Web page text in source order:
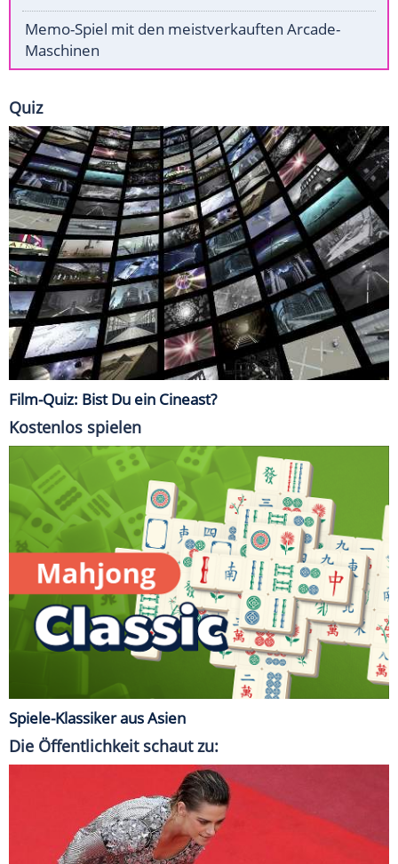
Memo-Spiel mit den meistverkauften Arcade-
Maschinen
Quiz
Film-Quiz: Bist Du ein Cineast?
Kostenlos spielen
Spiele-Klassiker aus Asien
Die Öffentlichkeit schaut zu: